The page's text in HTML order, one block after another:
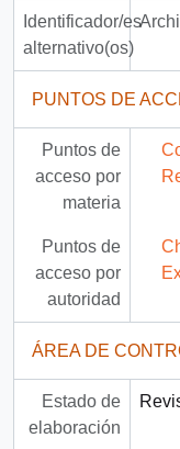
Identificador/es
alternativo(os)
PUNTOS DE
Puntos de
acceso por
materia
Puntos de
acceso por
autoridad
ÁREA DE
Estado de
elaboración